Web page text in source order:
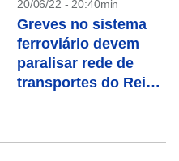
20/06/22 - 20:40min
Greves no sistema
ferroviário devem
paralisar rede de
transportes do Reino